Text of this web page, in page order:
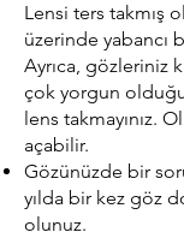
Lensi ters takmış
üzerinde yabancı
Ayrıca, gözleriniz
çok yorgun
lens takmayınız.
açabilir.
Gözünüzde bir
yılda bir kez göz
olunuz.